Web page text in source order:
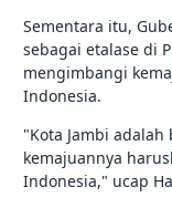
Sementara itu,
sebagai etalase di
mengimbangi
Indonesia.
"Kota Jambi
kemajuannya
Indonesia," ucap